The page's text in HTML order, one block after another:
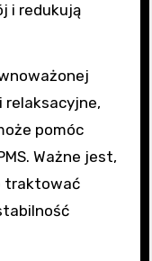
i redukują
pomóc
Ważne jest,
traktować